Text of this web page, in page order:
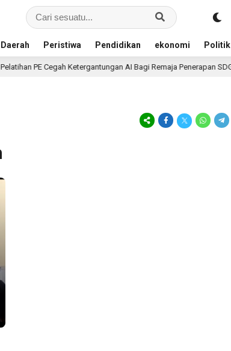
Daerah Peristiwa Pendidikan ekonomi Politik
PE Cegah Ketergantungan AI Bagi Remaja Penerapan SDG,s